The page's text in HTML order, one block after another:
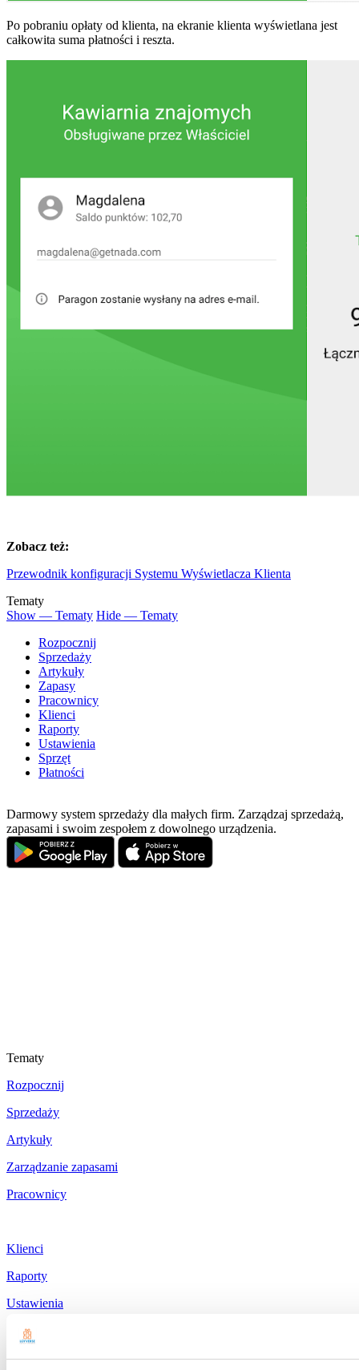
Po pobraniu opłaty od klienta, na ekranie klienta wyświetlana jest
całkowita suma płatności i reszta.
Zobacz też:
Przewodnik konfiguracji Systemu Wyświetlacza Klienta
Tematy
Show — Tematy Hide — Tematy
Rozpocznij
Sprzedaży
Artykuły
Zapasy
Pracownicy
Klienci
Raporty
Ustawienia
Sprzęt
Płatności
Darmowy system sprzedaży dla małych firm. Zarządzaj sprzedażą,
zapasami i swoim zespołem z dowolnego urządzenia.
Tematy
Rozpocznij
Sprzedaży
Artykuły
Zarządzanie zapasami
Pracownicy
Klienci
Raporty
Ustawienia
Sprzęt
Płatności